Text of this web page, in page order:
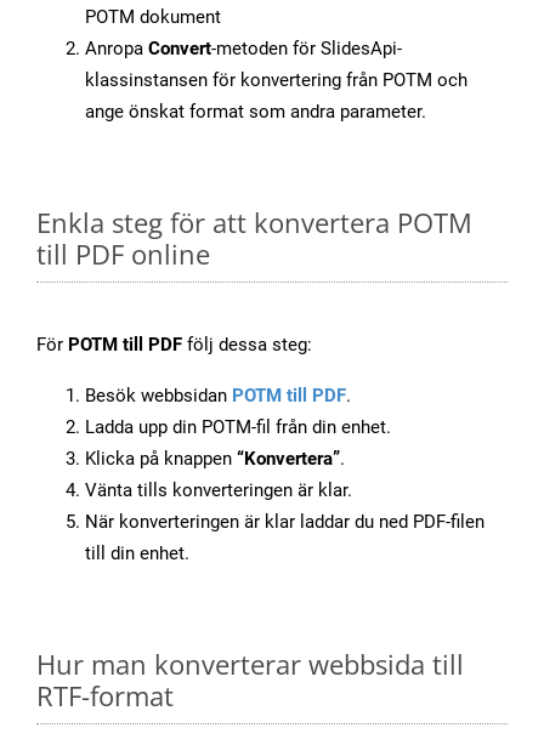
POTM dokument
Anropa Convert-metoden för SlidesApi-
klassinstansen för konvertering från POTM och
ange önskat format som andra parameter.
Enkla steg för att konvertera POTM
till PDF online
För POTM till PDF följ dessa steg:
Besök webbsidan POTM till PDF.
Ladda upp din POTM-fil från din enhet.
Klicka på knappen “Konvertera”.
Vänta tills konverteringen är klar.
När konverteringen är klar laddar du ned PDF-filen
till din enhet.
Hur man konverterar webbsida till
RTF-format